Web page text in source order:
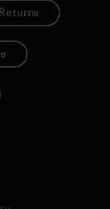
Returns